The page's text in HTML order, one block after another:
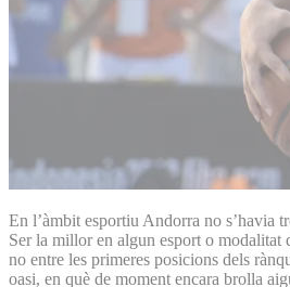
En l’àmbit esportiu Andorra no s’havia
Ser la millor en algun esport o modalitat
no entre les primeres posicions dels
oasi, en què de moment encara brolla